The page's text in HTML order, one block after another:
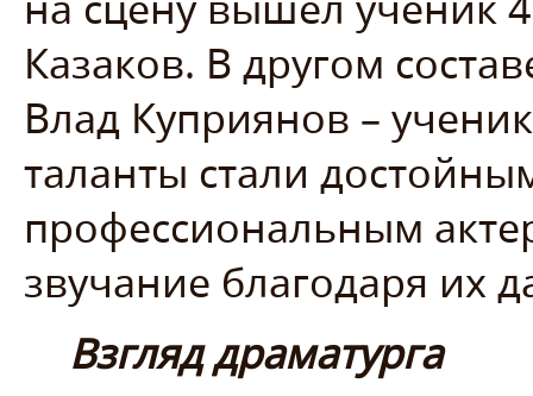
Казаков. В другом
Влад Куприянов –
таланты стали
профессиональным
звучание благодаря их
Взгляд драматурга